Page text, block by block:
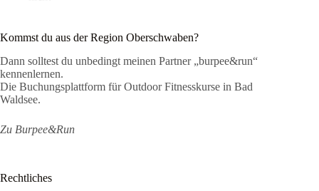
Kommst du aus der Region Oberschwaben?
Dann solltest du unbedingt meinen Partner „burpee&run“
kennenlernen.
Die Buchungsplattform für Outdoor Fitnesskurse in Bad
Waldsee.
Zu Burpee&Run
Rechtliches